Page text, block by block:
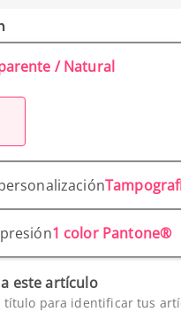
/ Natural
1 color Pantone®
este artículo
título para identificar tus